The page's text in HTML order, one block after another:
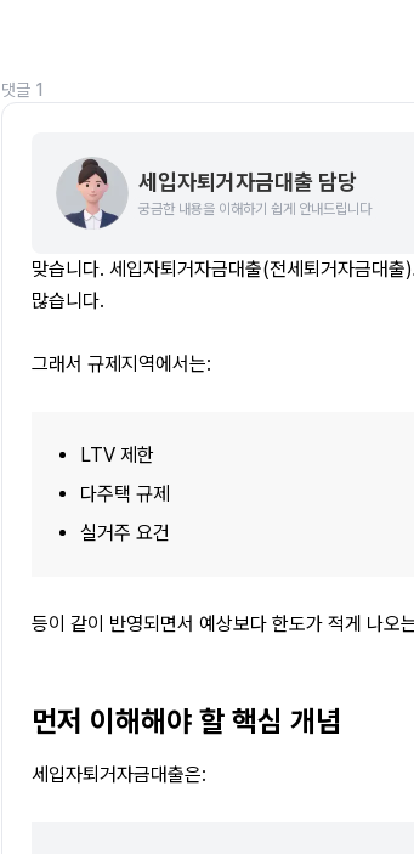
댓글 1
세입자퇴거자금대출 담당
궁금한 내용을 이해하기 쉽게 안내드립니다
맞습니다. 세입자퇴거자금대출(전세퇴거자금대
많습니다.
그래서 규제지역에서는:
LTV 제한
다주택 규제
실거주 요건
등이 같이 반영되면서 예상보다 한도가 적게 나오
먼저 이해해야 할 핵심 개념
세입자퇴거자금대출은: